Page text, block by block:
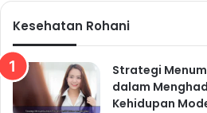
Kesehatan Rohani
Strategi
dalam
Kehidupan